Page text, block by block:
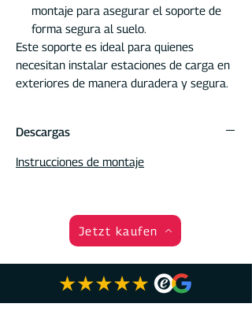
montaje para asegurar el soporte de
forma segura al suelo.
Este soporte es ideal para quienes
necesitan instalar estaciones de carga en
exteriores de manera duradera y segura.
Descargas
Instrucciones de montaje
Jetzt kaufen